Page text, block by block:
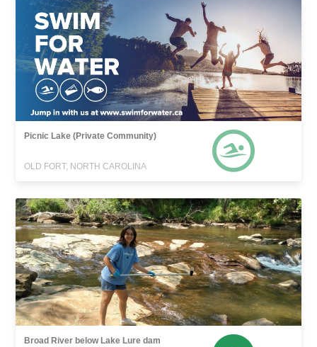
Picnic Lake (Private Community)
OLD FORT, NORTH CAROLINA
Broad River below Lake Lure dam